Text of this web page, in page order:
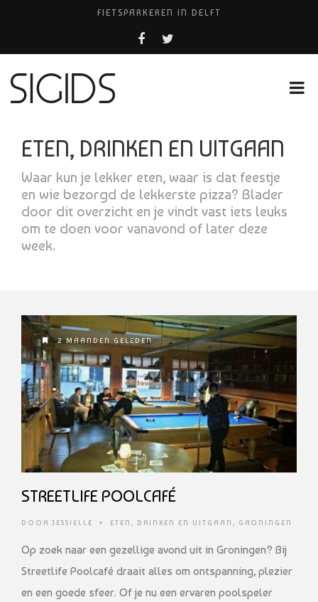
FIETSPARKEREN IN DELFT
PIZZERIA POMPEÏ ￼
BELEEF DE MAGIE VAN FILM BIJ KINEPOLIS
ETEN, DRINKEN EN UITGAAN
Waar kun je lekker eten, waar is dat feestje
en wie bezorgd de lekkerste pizza? Blader
door dit overzicht en je vindt vast iets leuks
om te doen voor vanavond of later deze
week.
2 MAANDEN GELEDEN
STREETLIFE POOLCAFÉ
DOOR JESSIELLE • ETEN, DRINKEN EN UITGAAN , GRONINGEN
Op zoek naar een gezellige avond uit in Groningen? Bij
Streetlife Poolcafé draait alles om ontspanning, plezier
en een goede sfeer. Of je nu een ervaren poolspeler